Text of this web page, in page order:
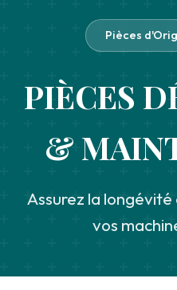
Pièces
PIÈCES
&
Assurez la
vos